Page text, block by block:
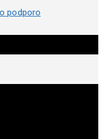
podporo